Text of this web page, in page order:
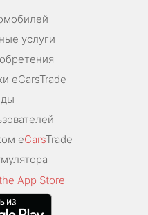
услуги
eCarsTrade
eCarsTrade